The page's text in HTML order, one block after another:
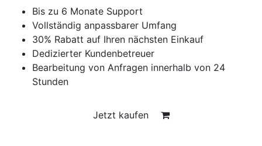
Bis zu 6 Monate Support
Vollständig anpassbarer Umfang
30% Rabatt auf Ihren nächsten Einkauf
Dedizierter Kundenbetreuer
Bearbeitung von Anfragen innerhalb von 24
Stunden
Jetzt kaufen